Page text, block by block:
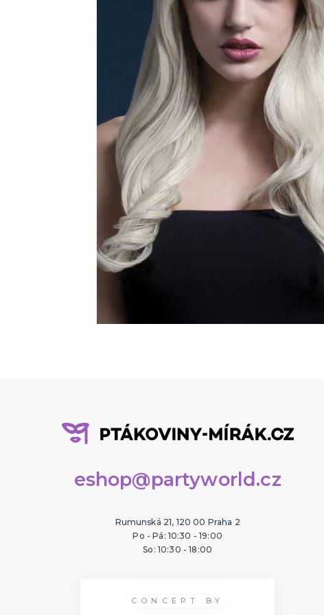
eshop@partyworld.cz
Rumunská 21, 120 00 Praha 2
Po - Pá: 10:30 - 19:00
So: 10:30 - 18:00
CONCEPT BY